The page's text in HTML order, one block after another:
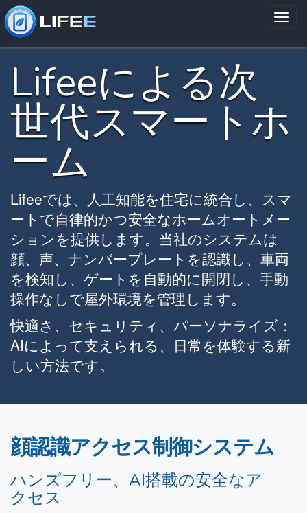
Lifeeによる次
世代スマートホ
ーム
Lifeeでは、人工知能を住宅に統合し、スマ
ートで自律的かつ安全なホームオートメー
ションを提供します。当社のシステムは
顔、声、ナンバープレートを認識し、車両
を検知し、ゲートを自動的に開閉し、手動
操作なしで屋外環境を管理します。
快適さ、セキュリティ、パーソナライズ：
AIによって支えられる、日常を体験する新
しい方法です。
顔認識アクセス制御システム
ハンズフリー、AI搭載の安全なア
クセス